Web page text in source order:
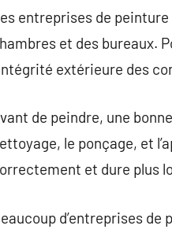
entreprises de
et des bureaux.
extérieure des
de peindre, une
le ponçage, et
et dure plus
d’entreprises